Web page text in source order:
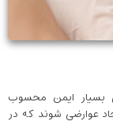
بسیار ایمن محسوب
عوارضی شوند که در